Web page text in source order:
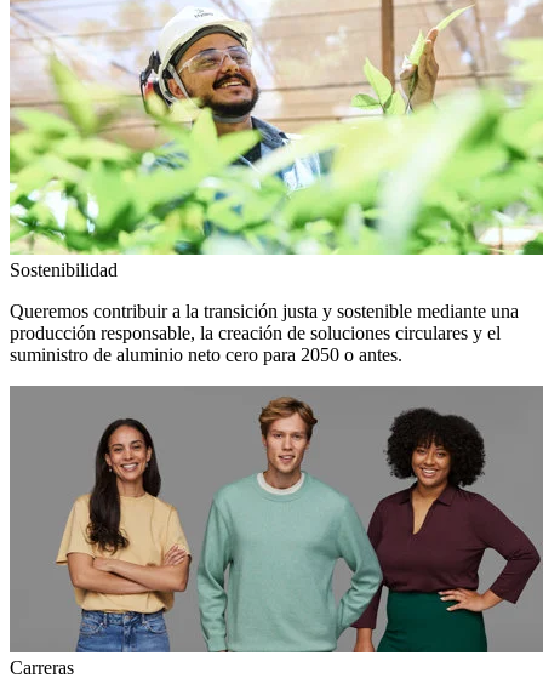
Sostenibilidad
Queremos contribuir a la transición justa y sostenible mediante una
producción responsable, la creación de soluciones circulares y el
suministro de aluminio neto cero para 2050 o antes.
Carreras